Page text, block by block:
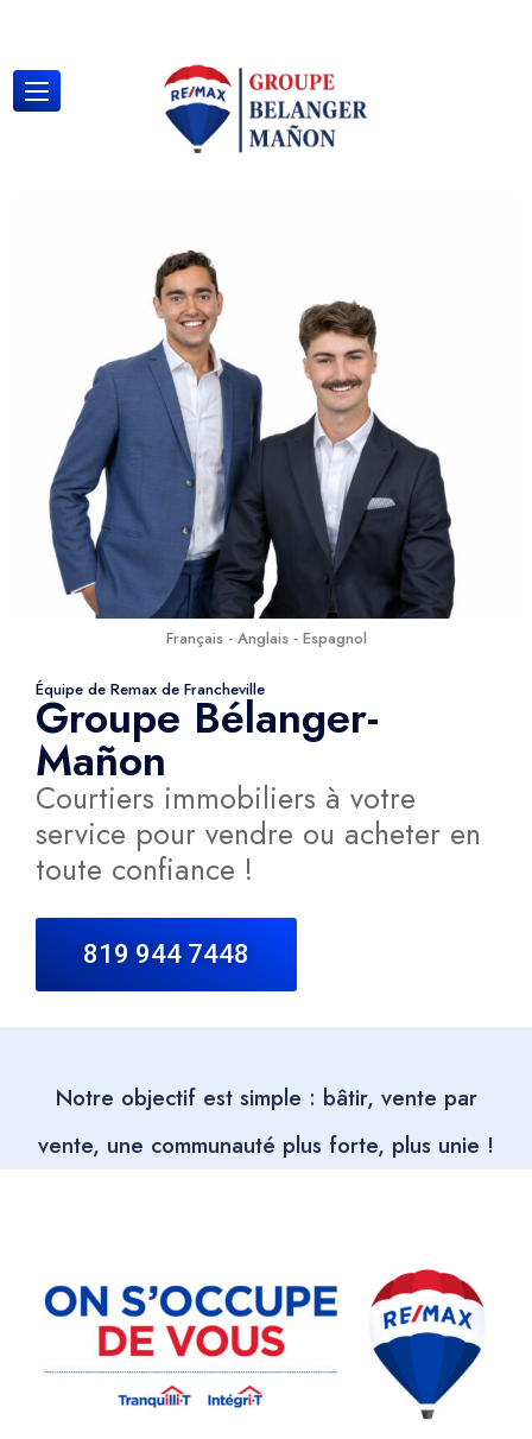
Équipe de Remax de Francheville
Groupe Bélanger-
Mañon
Courtiers immobiliers à votre
service pour vendre ou acheter en
toute confiance !
819 944 7448
Français - Anglais - Espagnol
Notre objectif est simple : bâtir, vente par
vente, une communauté plus forte, plus unie !